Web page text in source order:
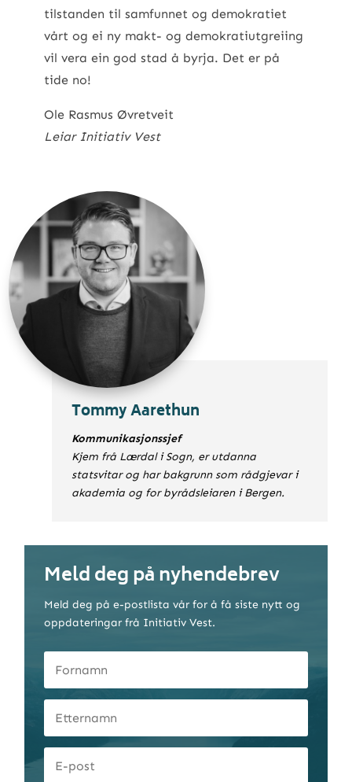
tilstanden til samfunnet og demokratiet
vårt og ei ny makt- og demokratiutgreiing
vil vera ein god stad å byrja. Det er på
tide no!
Ole Rasmus Øvretveit
Leiar Initiativ Vest
Tommy Aarethun
Kommunikasjonssjef
Kjem frå Lærdal i Sogn, er utdanna
statsvitar og har bakgrunn som rådgjevar i
akademia og for byrådsleiaren i Bergen.
Meld deg på nyhendebrev
Meld deg på e-postlista vår for å få siste nytt og
oppdateringar frå Initiativ Vest.